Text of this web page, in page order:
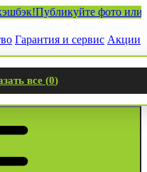
Публикуйте фото или
Гарантия и сервис Акции
все (0)